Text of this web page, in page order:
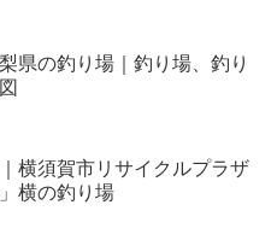
県の釣り場｜釣り場、釣り
横須賀市リサイクルプラザ
横の釣り場